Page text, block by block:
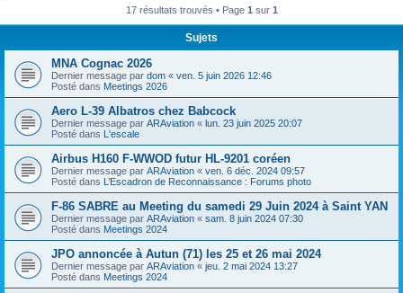
17 résultats trouvés • Page 1 sur 1
Sujets
MNA Cognac 2026
Dernier message par dom « ven. 5 juin 2026 12:46
Posté dans Meetings 2026
Aero L-39 Albatros chez Babcock
Dernier message par ARAviation « lun. 23 juin 2025 20:07
Posté dans L'escale
Airbus H160 F-WWOD futur HL-9201 coréen
Dernier message par ARAviation « ven. 6 déc. 2024 09:57
Posté dans L’Escadron de Reconnaissance : Forums photo
F-86 SABRE au Meeting du samedi 29 Juin 2024 à Saint YAN
Dernier message par ARAviation « sam. 8 juin 2024 07:30
Posté dans Meetings 2024
JPO annoncée à Autun (71) les 25 et 26 mai 2024
Dernier message par ARAviation « jeu. 2 mai 2024 13:27
Posté dans Meetings 2024